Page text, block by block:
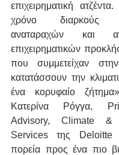
επιχειρηματική
χρόνο διαρκούς
αναταραχών και
επιχειρηματικών
που συμμετείχαν
κατατάσσουν την
ένα κορυφαίο
Κατερίνα Ρόγγα,
Advisory, Climate &
Services της Deloitte
πορεία προς ένα πιο